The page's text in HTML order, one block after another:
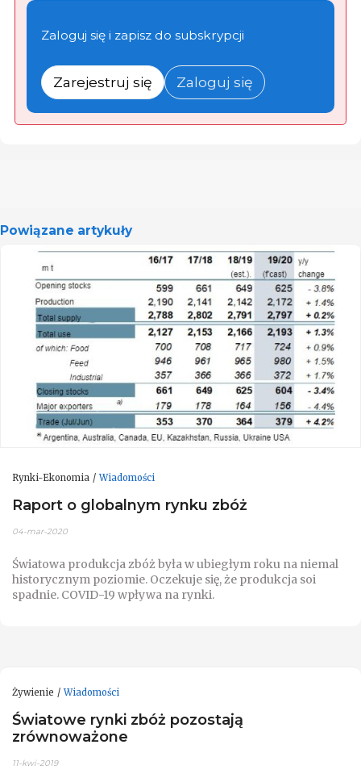
Zaloguj się i zapisz do subskrypcji
Zarejestruj się Zaloguj się
Powiązane artykuły
Rynki-Ekonomia Wiadomości
Raport o globalnym rynku zbóż
04-mar-2020
Światowa produkcja zbóż była w ubiegłym roku na niemal
historycznym poziomie. Oczekuje się, że produkcja soi
spadnie. COVID-19 wpływa na rynki.
Żywienie Wiadomości
Światowe rynki zbóż pozostają
zrównoważone
11-kwi-2019